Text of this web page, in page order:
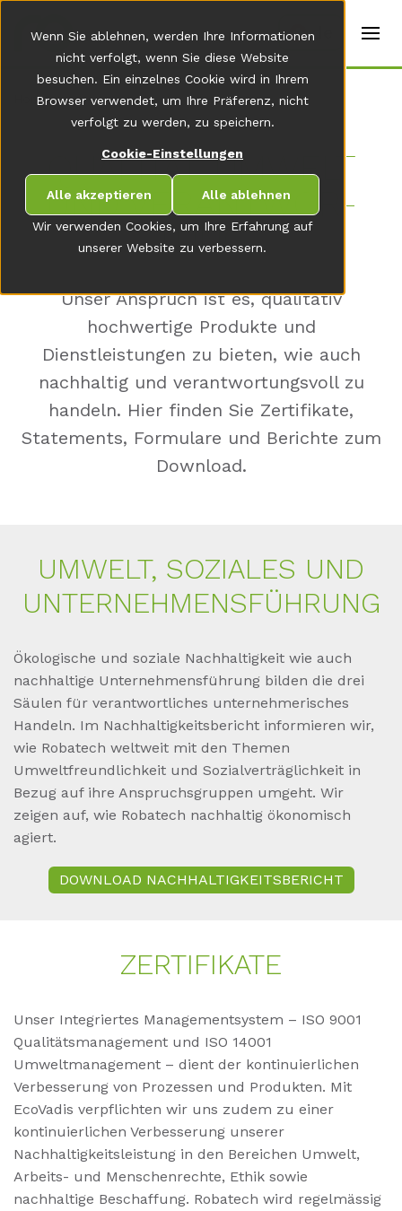
Wir verwenden Cookies, um Ihre Erfahrung auf
unserer Website zu verbessern.
Wenn Sie ablehnen, werden Ihre Informationen
nicht verfolgt, wenn Sie diese Website
besuchen. Ein einzelnes Cookie wird in Ihrem
Browser verwendet, um Ihre Präferenz, nicht
verfolgt zu werden, zu speichern.
Cookie-Einstellungen
Alle akzeptieren Alle ablehnen
t
r
s
E
n
g
de
Home
QUA­LITÄT, UM­WELT
UND VER­ANT­WOR­
TUNG
Unser Anspruch ist es, qualitativ
hochwertige Produkte und
Dienstleistungen zu bieten, wie auch
nachhaltig und verantwortungsvoll zu
handeln. Hier finden Sie Zertifikate,
Statements, Formulare und Berichte zum
Download.
UM­WELT, SO­ZIA­LES UND
UN­TER­NEH­MENSFÜHRUNG
Ökologische und soziale Nachhaltigkeit wie auch
nachhaltige Unternehmensführung bilden die drei
Säulen für verantwortliches unternehmerisches
Handeln. Im Nachhaltigkeitsbericht informieren wir,
wie Robatech weltweit mit den Themen
Umweltfreundlichkeit und Sozialverträglichkeit in
Bezug auf ihre Anspruchsgruppen umgeht. Wir
zeigen auf, wie Robatech nachhaltig ökonomisch
agiert.
DOWNLOAD NACHHALTIGKEITSBERICHT
ZER­TI­FI­KA­TE
Unser Integriertes Managementsystem – ISO 9001
Qualitätsmanagement und ISO 14001
Umweltmanagement – dient der kontinuierlichen
Verbesserung von Prozessen und Produkten. Mit
EcoVadis verpflichten wir uns zudem zu einer
kontinuierlichen Verbesserung unserer
Nachhaltigkeitsleistung in den Bereichen Umwelt,
Arbeits- und Menschenrechte, Ethik sowie
nachhaltige Beschaffung. Robatech wird regelmässig